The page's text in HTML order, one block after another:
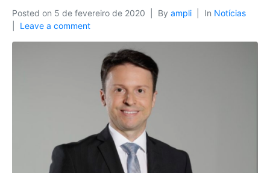
Posted on 5 de fevereiro de 2020 By ampli In Notícias
Leave a comment